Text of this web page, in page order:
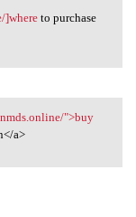
]whereto purchase
">buy
a>